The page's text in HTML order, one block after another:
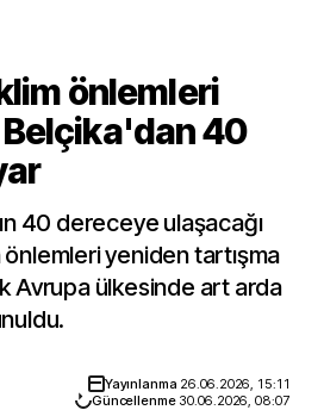
önlemleri
40
40 dereceye ulaşacağı
önlemleri yeniden tartışma
Avrupa ülkesinde art arda
Yayınlanma 26.06.2026, 15:11
Güncellenme 30.06.2026, 08:07